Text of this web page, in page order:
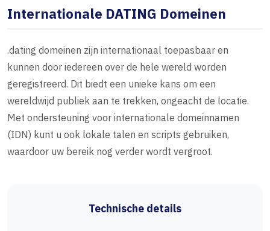
Internationale DATING Domeinen
.dating domeinen zijn internationaal toepasbaar en
kunnen door iedereen over de hele wereld worden
geregistreerd. Dit biedt een unieke kans om een
wereldwijd publiek aan te trekken, ongeacht de locatie.
Met ondersteuning voor internationale domeinnamen
(IDN) kunt u ook lokale talen en scripts gebruiken,
waardoor uw bereik nog verder wordt vergroot.
Technische details